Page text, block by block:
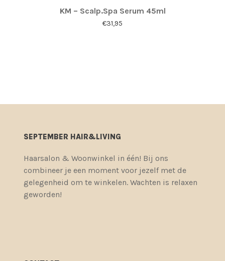
KM – Scalp.Spa Serum 45ml
€31,95
SEPTEMBER HAIR&LIVING
Haarsalon & Woonwinkel in één! Bij ons
combineer je een moment voor jezelf met de
gelegenheid om te winkelen. Wachten is relaxen
geworden!